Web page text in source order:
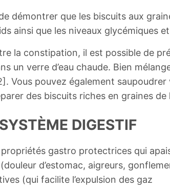
démontrer que les biscuits aux
ainsi que les niveaux glycémiques
la constipation, il est possible de
un verre d’eau chaude. Bien
Vous pouvez également
des biscuits riches en graines de
DIGESTIF
gastro protectrices qui
(douleur d’estomac, aigreurs,
(qui facilite l’expulsion des gaz